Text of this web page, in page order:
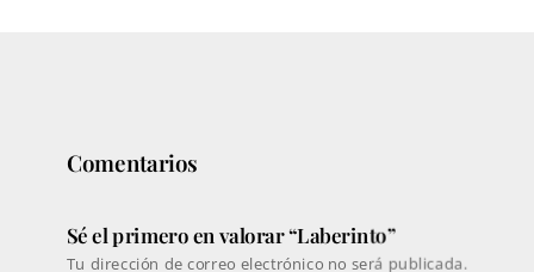
Comentarios
Sé el primero en valorar “Laberinto”
Tu dirección de correo electrónico no será publicada.